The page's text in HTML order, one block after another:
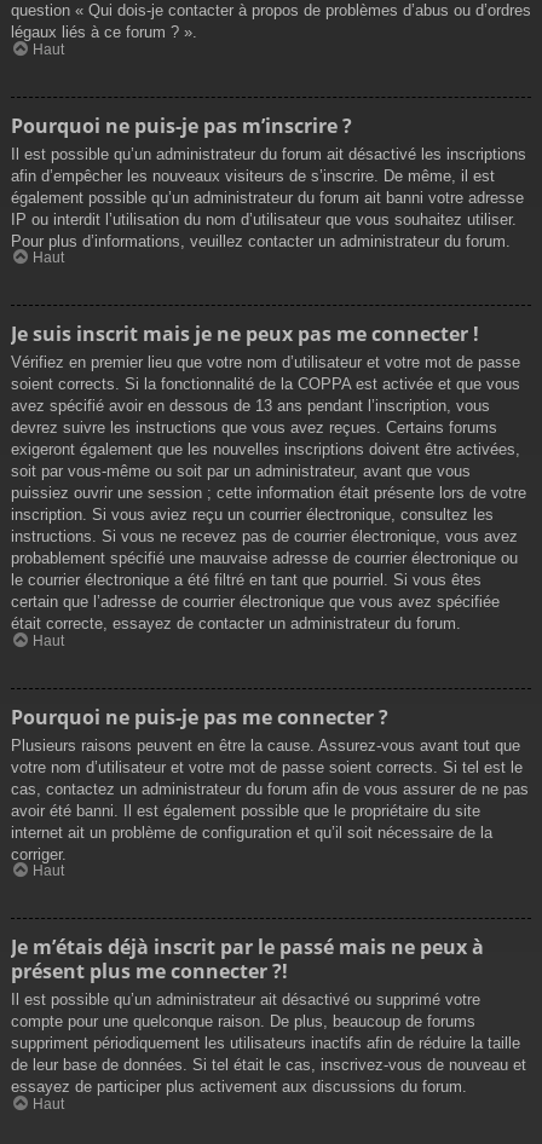
question « Qui dois-je contacter à propos de problèmes d’abus ou d’ordres
légaux liés à ce forum ? ».
Haut
Pourquoi ne puis-je pas m’inscrire ?
Il est possible qu’un administrateur du forum ait désactivé les inscriptions
afin d’empêcher les nouveaux visiteurs de s’inscrire. De même, il est
également possible qu’un administrateur du forum ait banni votre adresse
IP ou interdit l’utilisation du nom d’utilisateur que vous souhaitez utiliser.
Pour plus d’informations, veuillez contacter un administrateur du forum.
Haut
Je suis inscrit mais je ne peux pas me connecter !
Vérifiez en premier lieu que votre nom d’utilisateur et votre mot de passe
soient corrects. Si la fonctionnalité de la COPPA est activée et que vous
avez spécifié avoir en dessous de 13 ans pendant l’inscription, vous
devrez suivre les instructions que vous avez reçues. Certains forums
exigeront également que les nouvelles inscriptions doivent être activées,
soit par vous-même ou soit par un administrateur, avant que vous
puissiez ouvrir une session ; cette information était présente lors de votre
inscription. Si vous aviez reçu un courrier électronique, consultez les
instructions. Si vous ne recevez pas de courrier électronique, vous avez
probablement spécifié une mauvaise adresse de courrier électronique ou
le courrier électronique a été filtré en tant que pourriel. Si vous êtes
certain que l’adresse de courrier électronique que vous avez spécifiée
était correcte, essayez de contacter un administrateur du forum.
Haut
Pourquoi ne puis-je pas me connecter ?
Plusieurs raisons peuvent en être la cause. Assurez-vous avant tout que
votre nom d’utilisateur et votre mot de passe soient corrects. Si tel est le
cas, contactez un administrateur du forum afin de vous assurer de ne pas
avoir été banni. Il est également possible que le propriétaire du site
internet ait un problème de configuration et qu’il soit nécessaire de la
corriger.
Haut
Je m’étais déjà inscrit par le passé mais ne peux à
présent plus me connecter ?!
Il est possible qu’un administrateur ait désactivé ou supprimé votre
compte pour une quelconque raison. De plus, beaucoup de forums
suppriment périodiquement les utilisateurs inactifs afin de réduire la taille
de leur base de données. Si tel était le cas, inscrivez-vous de nouveau et
essayez de participer plus activement aux discussions du forum.
Haut